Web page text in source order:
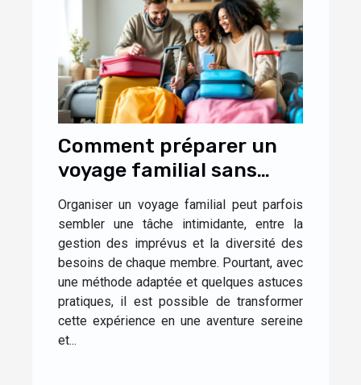
Comment préparer un
voyage familial sans
stress ?
Organiser un voyage familial peut parfois
sembler une tâche intimidante, entre la
gestion des imprévus et la diversité des
besoins de chaque membre. Pourtant, avec
une méthode adaptée et quelques astuces
pratiques, il est possible de transformer
cette expérience en une aventure sereine
et...